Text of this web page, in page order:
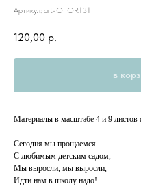
Артикул: art-OFOR131
120,00 р.
в
Материалы в масштабе 4 и 9
Сегодня мы прощаемся
С любимым детским садом,
Мы выросли, мы выросли,
Идти нам в школу надо!